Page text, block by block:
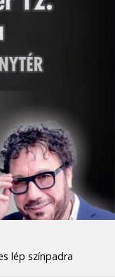
lép színpadra